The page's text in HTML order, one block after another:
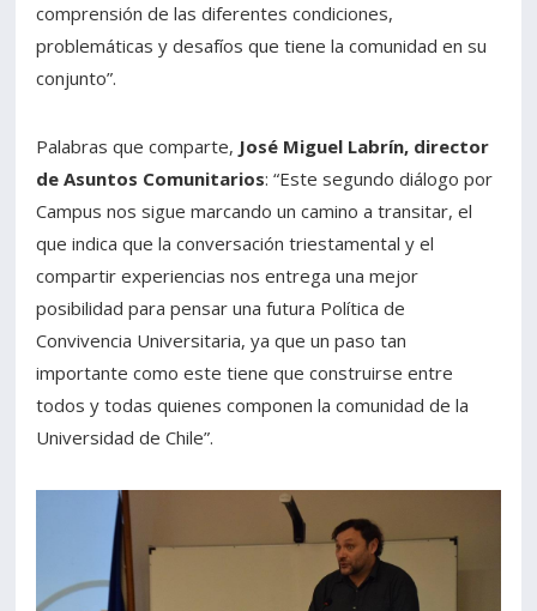
comprensión de las diferentes condiciones,
problemáticas y desafíos que tiene la comunidad en su
conjunto”.
Palabras que comparte, José Miguel Labrín, director
de Asuntos Comunitarios: “Este segundo diálogo por
Campus nos sigue marcando un camino a transitar, el
que indica que la conversación triestamental y el
compartir experiencias nos entrega una mejor
posibilidad para pensar una futura Política de
Convivencia Universitaria, ya que un paso tan
importante como este tiene que construirse entre
todos y todas quienes componen la comunidad de la
Universidad de Chile”.